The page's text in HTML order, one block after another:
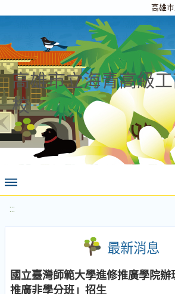
高雄
高雄市立海青高級
校
:::
最新消息
國立臺灣師範大學進修推廣學院
推廣非學分班」招生